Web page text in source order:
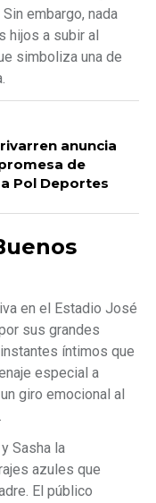
embargo, nada
hijos a subir al
simboliza una de
anuncia
de
Pol Deportes
en el Estadio José
sus grandes
íntimos que
especial a
giro emocional al
Sasha la
azules que
El público